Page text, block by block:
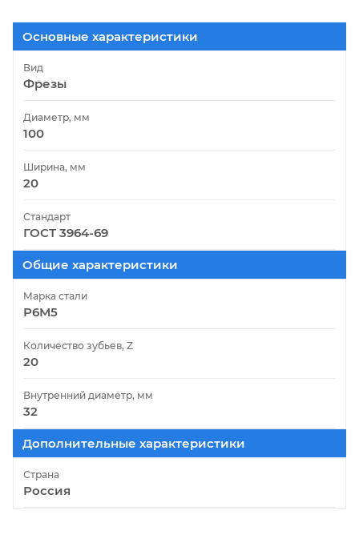
Основные характеристики
Вид
Фрезы
Диаметр, мм
100
Ширина, мм
20
Стандарт
ГОСТ 3964-69
Общие характеристики
Марка стали
Р6М5
Количество зубьев, Z
20
Внутренний диаметр, мм
32
Дополнительные характеристики
Страна
Россия